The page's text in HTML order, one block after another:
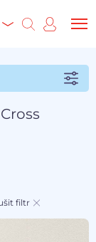
filtr